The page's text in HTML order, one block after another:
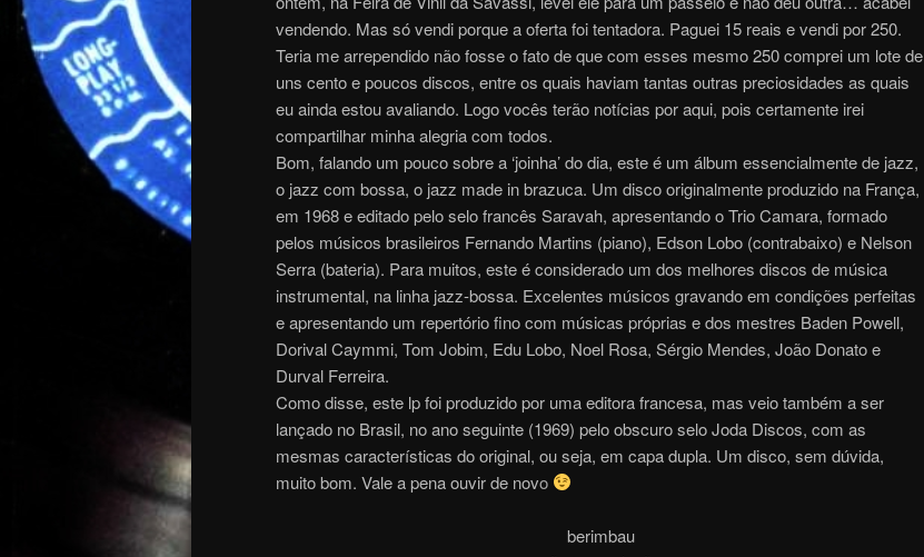
vendendo. Mas só vendi porque a oferta foi tentadora. Paguei 15 reais e vendi por 250.
Teria me arrependido não fosse o fato de que com esses mesmo 250 comprei um lote de
uns cento e poucos discos, entre os quais haviam tantas outras preciosidades as quais
eu ainda estou avaliando. Logo vocês terão notícias por aqui, pois certamente irei
compartilhar minha alegria com todos.
Bom, falando um pouco sobre a ‘joinha’ do dia, este é um álbum essencialmente de jazz,
o jazz com bossa, o jazz made in brazuca. Um disco originalmente produzido na França,
em 1968 e editado pelo selo francês Saravah, apresentando o Trio Camara, formado
pelos músicos brasileiros Fernando Martins (piano), Edson Lobo (contrabaixo) e Nelson
Serra (bateria). Para muitos, este é considerado um dos melhores discos de música
instrumental, na linha jazz-bossa. Excelentes músicos gravando em condições perfeitas
e apresentando um repertório fino com músicas próprias e dos mestres Baden Powell,
Dorival Caymmi, Tom Jobim, Edu Lobo, Noel Rosa, Sérgio Mendes, João Donato e
Durval Ferreira.
Como disse, este lp foi produzido por uma editora francesa, mas veio também a ser
lançado no Brasil, no ano seguinte (1969) pelo obscuro selo Joda Discos, com as
mesmas características do original, ou seja, em capa dupla. Um disco, sem dúvida,
muito bom. Vale a pena ouvir de novo
berimbau